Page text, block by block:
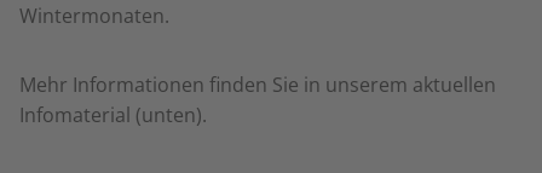
Wintermonaten.
Mehr Informationen finden Sie in unserem aktuellen
Infomaterial (unten).